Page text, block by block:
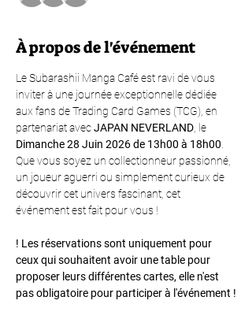
À propos de l'événement
Le Subarashii Manga Café est ravi de vous
inviter à une journée exceptionnelle dédiée
aux fans de Trading Card Games (TCG), en
partenariat avec JAPAN NEVERLAND , le
Dimanche 28 Juin 2026 de 13h00 à 18h00
Que vous soyez un collectionneur passionné,
un joueur aguerri ou simplement curieux de
découvrir cet univers fascinant, cet
événement est fait pour vous !
! Les réservations sont uniquement pour
ceux qui souhaitent avoir une table pour
proposer leurs différentes cartes, elle n'est
pas obligatoire pour participer à l'événement !